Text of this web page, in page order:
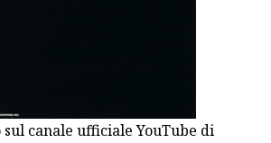
canale ufficiale YouTube di